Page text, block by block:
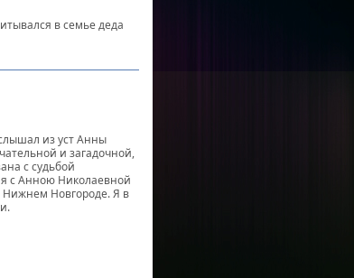
в семье деда
из уст Анны
и загадочной,
с судьбой
с Анною Николаевной
Нижнем Новгороде. Я в